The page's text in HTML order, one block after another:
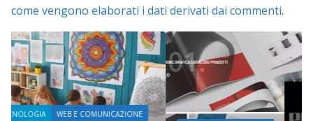
come vengono elaborati i dati derivati dai commenti.